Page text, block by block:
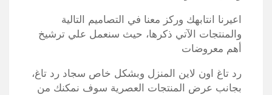
اعيرنا انتابهك وركز معنا في التصاميم التالية
والمنتجات الآتي ذكرها، حيث سنعمل علي ترشيخ
أهم معروضات
رد تاغ اون لاين المنزل وبشكل خاص سجاد رد تاغ،
بجانب عرض المنتجات العصرية سوف نمكنك من